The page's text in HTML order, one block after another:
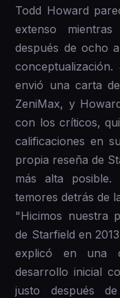
Todd Howard
extenso
después de ocho
envió una carta
ZeniMax, y
con los críticos,
calificaciones en
propia reseña de
más alta
temores detrás de
"Hicimos nuestra
de Starfield en
explicó en una
desarrollo inicial
justo después